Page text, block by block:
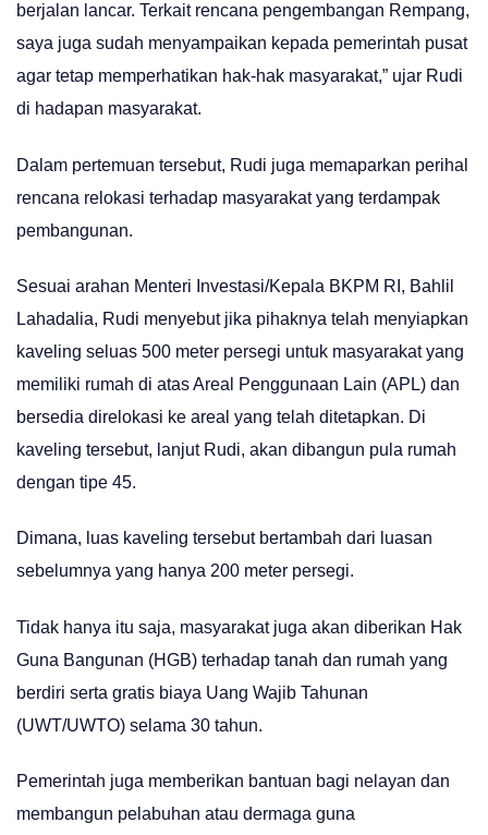
berjalan lancar. Terkait rencana pengembangan Rempang,
saya juga sudah menyampaikan kepada pemerintah pusat
agar tetap memperhatikan hak-hak masyarakat,” ujar Rudi
di hadapan masyarakat.
Dalam pertemuan tersebut, Rudi juga memaparkan perihal
rencana relokasi terhadap masyarakat yang terdampak
pembangunan.
Sesuai arahan Menteri Investasi/Kepala BKPM RI, Bahlil
Lahadalia, Rudi menyebut jika pihaknya telah menyiapkan
kaveling seluas 500 meter persegi untuk masyarakat yang
memiliki rumah di atas Areal Penggunaan Lain (APL) dan
bersedia direlokasi ke areal yang telah ditetapkan. Di
kaveling tersebut, lanjut Rudi, akan dibangun pula rumah
dengan tipe 45.
Dimana, luas kaveling tersebut bertambah dari luasan
sebelumnya yang hanya 200 meter persegi.
Tidak hanya itu saja, masyarakat juga akan diberikan Hak
Guna Bangunan (HGB) terhadap tanah dan rumah yang
berdiri serta gratis biaya Uang Wajib Tahunan
(UWT/UWTO) selama 30 tahun.
Pemerintah juga memberikan bantuan bagi nelayan dan
membangun pelabuhan atau dermaga guna